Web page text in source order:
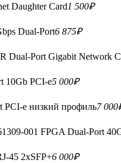
Daughter Card1 500₽
Dual-Port6 875₽
Dual-Port Gigabit Network
10Gb PCI-e5 000₽
PCI-e низкий профиль7 000
001 FPGA Dual-Port
45 2xSFP+6 000₽